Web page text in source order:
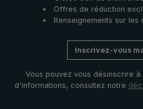
Offres de réduction
Renseignements sur les
Inscrivez-vous
Vous pouvez vous désinscrire à
d'informations, consultez notre